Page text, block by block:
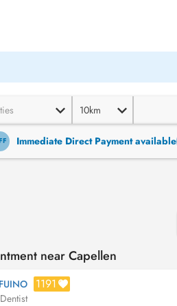
10km
Immediate Direct Payment available
ON
near Capellen
1191
Dentist